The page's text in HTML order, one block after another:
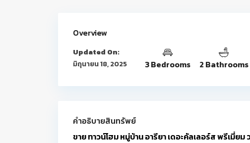
Overview
Updated On:
มิถุนายน 18, 2025
3 Bedrooms 2 Bathrooms
คำอธิบายสินทรัพย์
ขาย ทาวน์โฮม หมู่บ้าน อารียา เดอะคัลเลอร์ส พรีเมี่ย